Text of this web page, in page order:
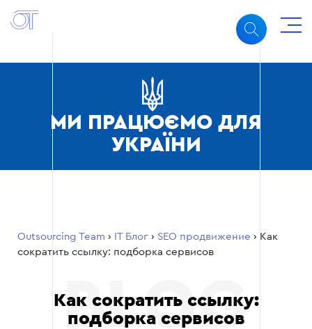
МИ ПРАЦЮЄМО ДЛЯ
УКРАЇНИ
Outsourcing Team › ІТ Блог › SEO продвижение › Как
сократить ссылку: подборка сервисов
Как сократить ссылку:
подборка сервисов